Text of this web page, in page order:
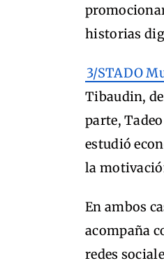
historias
3/STADO
Tibaudin,
parte,
estudió
la
En ambos
acompaña
redes